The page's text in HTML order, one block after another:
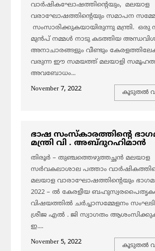
വാർഷികഘോഷത്തിന്റെയും, മലയാള
വരാഘോഷത്തിന്റെയും സമാപന
സംസാരിക്കുകയായിരുന്നു മന്ത്രി. ഒരു
മുൻപ് നമ്മൾ നാടു കടത്തിയ
അനാചാരങ്ങളും വീണ്ടും
വരുന്ന ഈ സമയത്ത് മലയാളി
അവബോധം...
November 7, 2022
കൂടുതല്‍
ഭാഷ സംസ്കാരത്തിന്റെ
മന്ത്രി വി . അബ്ദുറഹിമാൻ
തിരൂർ – തുഞ്ചത്തെഴുത്തച്ഛൻ മലയാള
സർവകലാശാല പത്താം
മലയാള വാരാഘോഷത്തിന്റെയും
2022 – ൽ കേരളീയ
വിഷയത്തിൽ ചർച്ചാസമ്മേളനം
ശ്രീജ എൽ . ജി സ്വാഗതം
ഇ....
November 5, 2022
കൂടുതല്‍